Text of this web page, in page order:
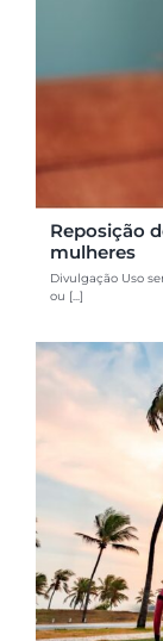
Reposição
mulheres
Divulgação Uso
ou [...]